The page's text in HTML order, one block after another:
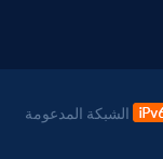
الشبكة المدعومة